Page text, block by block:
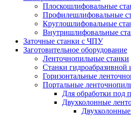
Плоскошлифовальные
Профилешлифовальные
Круглошлифовальные
Внутришлифовальные
Заточные станки с ЧПУ
Заготовительное оборудование
Ленточнопильные станки
Станки гидроабразивной
Горизонтальные
Портальные
Для обработки под
Двухколонные